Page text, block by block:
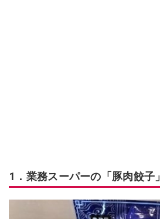
1．業務スーパーの「豚肉餃子」